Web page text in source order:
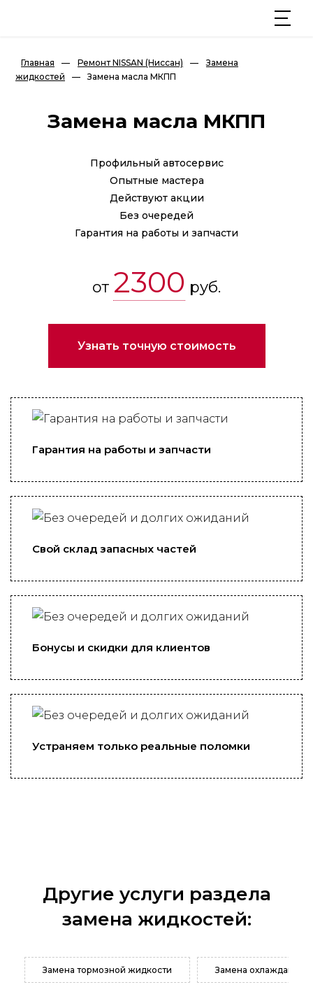
Главная — Ремонт NISSAN (Ниссан) —
Замена
жидкостей
— Замена масла МКПП
Замена масла МКПП
Профильный автосервис
Опытные мастера
Действуют акции
Без очередей
Гарантия на работы и запчасти
от 2300 руб.
Узнать точную стоимость
Гарантия на работы и запчасти
Свой склад запасных частей
Бонусы и скидки для клиентов
Устраняем только реальные поломки
Другие услуги раздела
замена жидкостей:
Замена тормозной жидкости Замена